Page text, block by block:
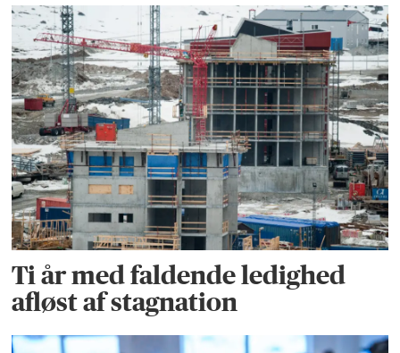
Ti år med faldende ledighed
afløst af stagnation